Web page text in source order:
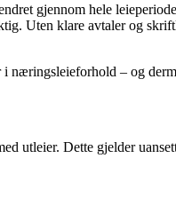
gjennom hele
Uten klare avtaler og
– og
utleier. Dette gjelder